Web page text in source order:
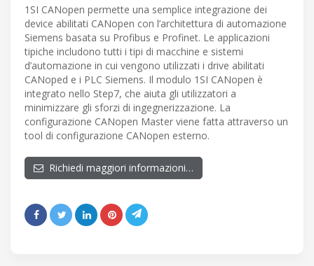
1SI CANopen permette una semplice integrazione dei
device abilitati CANopen con l’architettura di automazione
Siemens basata su Profibus e Profinet. Le applicazioni
tipiche includono tutti i tipi di macchine e sistemi
d’automazione in cui vengono utilizzati i drive abilitati
CANoped e i PLC Siemens. Il modulo 1SI CANopen è
integrato nello Step7, che aiuta gli utilizzatori a
minimizzare gli sforzi di ingegnerizzazione. La
configurazione CANopen Master viene fatta attraverso un
tool di configurazione CANopen esterno.
Richiedi maggiori informazioni…